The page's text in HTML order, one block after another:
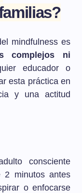
mindfulness es
complejos ni
educador o
esta práctica en
y una actitud
consciente
2 minutos antes
o enfocarse